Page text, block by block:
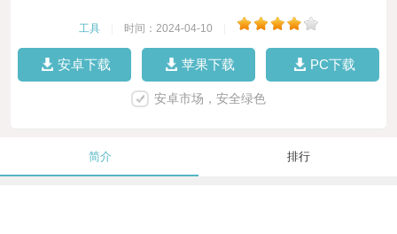
工具 时间：2024-04-10
安卓下载 苹果下载 PC下载
安卓市场，安全绿色
简介 排行